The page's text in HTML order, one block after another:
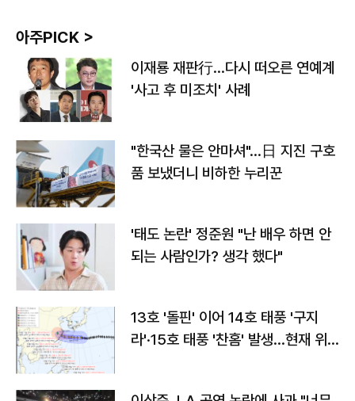
아주PICK >
이재룡 재판行…다시 떠오른 연예계
'사고 후 미조치' 사례
"한국산 물은 안마셔"…日 지진 구호
품 보냈더니 비하한 누리꾼
'태도 논란' 정준원 "난 배우 하면 안
되는 사람인가? 생각 했다"
13호 '돌핀' 이어 14호 태풍 '구지
라'·15호 태풍 '찬홈' 발생…현재 위